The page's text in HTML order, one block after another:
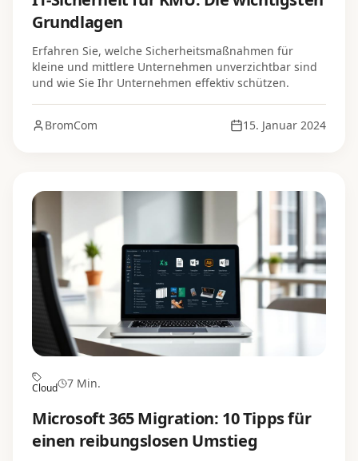
Grundlagen
Erfahren Sie, welche Sicherheitsmaßnahmen für
kleine und mittlere Unternehmen unverzichtbar sind
und wie Sie Ihr Unternehmen effektiv schützen.
BromCom 15. Januar 2024
Cloud 7 Min.
Microsoft 365 Migration: 10 Tipps für
einen reibungslosen Umstieg